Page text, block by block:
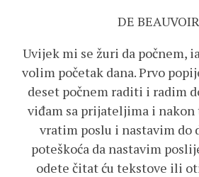
DE BEAUVOIR
Uvijek mi se žuri da počnem,
volim početak dana. Prvo
deset počnem raditi i radim
viđam sa prijateljima i nakon
vratim poslu i nastavim do
poteškoća da nastavim
odete čitat ću tekstove ili